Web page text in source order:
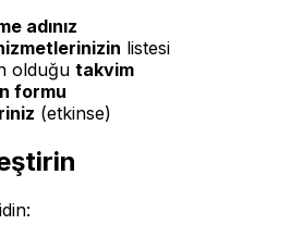
adınız
listesi
olduğu takvim
formu
(etkinse)